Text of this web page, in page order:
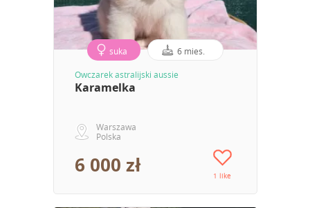
suka 6 mies.
Owczarek astralijski aussie
Karamelka
Warszawa
Polska
6 000 zł 1 like